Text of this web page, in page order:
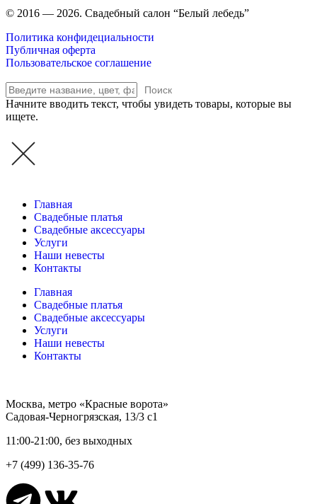
© 2016 — 2026. Свадебный салон “Белый лебедь”
Политика конфидециальности
Публичная оферта
Пользовательское соглашение
Поиск
Начните вводить текст, чтобы увидеть товары, которые вы
ищете.
Главная
Свадебные платья
Свадебные аксессуары
Услуги
Наши невесты
Контакты
Главная
Свадебные платья
Свадебные аксессуары
Услуги
Наши невесты
Контакты
Москва, метро «Красные ворота»
Садовая-Черногрязская, 13/3 с1
11:00-21:00, без выходных
+7 (499) 136-35-76